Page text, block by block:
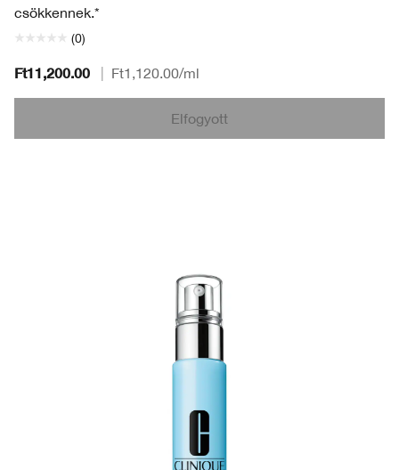
csökkennek.*
(0)
Ft11,200.00 Ft1,120.00/ml
Elfogyott